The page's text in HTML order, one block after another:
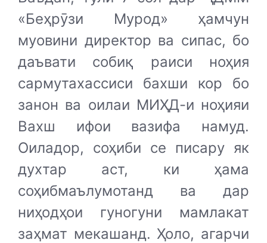
«Беҳрӯзи Мурод» ҳамчун
муовини директор ва сипас, бо
даъвати собиқ раиси ноҳия
сармутахассиси бахши кор бо
занон ва оилаи МИҲД-и ноҳияи
Вахш ифои вазифа намуд.
Оиладор, соҳиби се писару як
духтар аст, ки ҳама
соҳибмаълумотанд ва дар
ниҳодҳои гуногуни мамлакат
заҳмат мекашанд. Ҳоло, агарчи